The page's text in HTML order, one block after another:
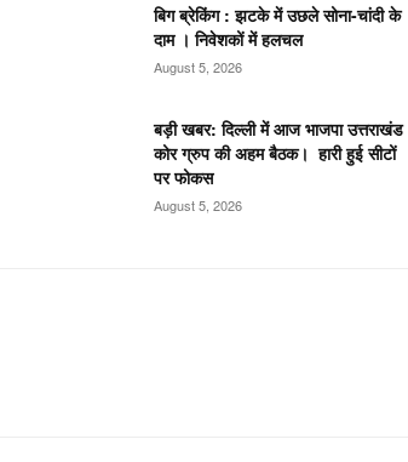
बिग ब्रेकिंग : झटके में उछले सोना-चांदी के
दाम । निवेशकों में हलचल
August 5, 2026
बड़ी खबर: दिल्ली में आज भाजपा उत्तराखंड
कोर ग्रुप की अहम बैठक। हारी हुई सीटों
पर फोकस
August 5, 2026